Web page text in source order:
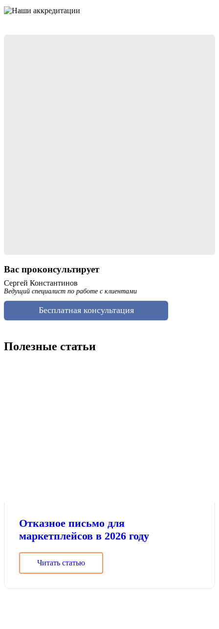
Вас проконсультирует
Сергей Константинов
Ведущий специалист по работе с клиентами
Бесплатная консультация
Полезные статьи
Отказное письмо для
маркетплейсов в 2026 году
Читать статью